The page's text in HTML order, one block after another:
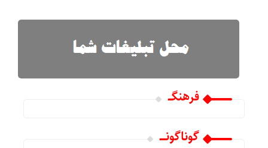
فرهنگـــ
گوناگونـــــ